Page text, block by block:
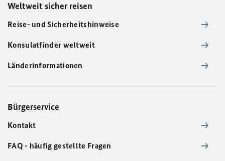
Weltweit sicher reisen
Reise- und Sicherheitshinweise
Konsulatfinder weltweit
Länderinformationen
Bürgerservice
Kontakt
FAQ - häufig gestellte Fragen